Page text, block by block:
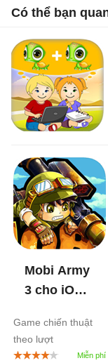
Có thể bạn
Mobi Army
3 cho iOS
Game chiến thuật
theo lượt